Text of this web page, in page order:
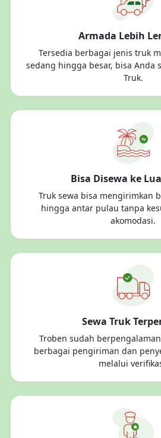
Armada Lebih
Tersedia berbagai jenis truk
sedang hingga besar, bisa Anda
Truk.
Bisa Disewa ke
Truk sewa bisa mengirimkan
hingga antar pulau tanpa
akomodasi.
Sewa Truk
Troben sudah
berbagai pengiriman dan
melalui